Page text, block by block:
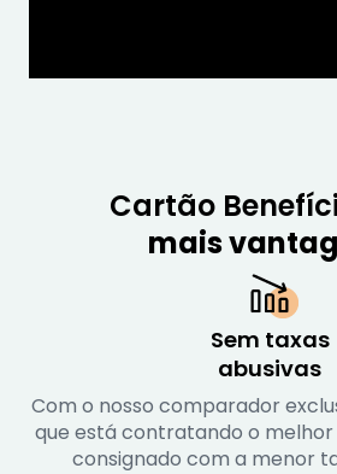
Cartão
mais
Sem taxas
abusivas
Com o nosso comparador
que está contratando o
consignado com a menor